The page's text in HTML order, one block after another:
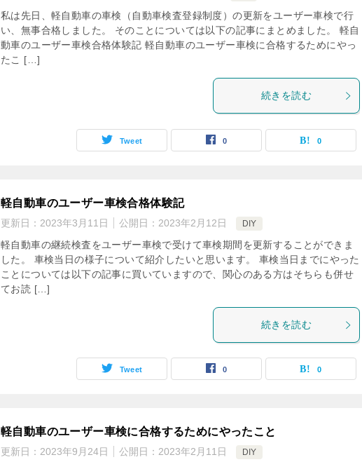
私は先日、軽自動車の車検（自動車検査登録制度）の更新をユーザー車検で行
い、無事合格しました。 そのことについては以下の記事にまとめました。 軽自
動車のユーザー車検合格体験記 軽自動車のユーザー車検に合格するためにやっ
たこ […]
続きを読む
Tweet 0 0
軽自動車のユーザー車検合格体験記
更新日： 2023年3月11日 公開日： 2023年2月12日 DIY
軽自動車の継続検査をユーザー車検で受けて車検期間を更新することができま
した。 車検当日の様子について紹介したいと思います。 車検当日までにやった
ことについては以下の記事に買いていますので、関心のある方はそちらも併せ
てお読 […]
続きを読む
Tweet 0 0
軽自動車のユーザー車検に合格するためにやったこと
更新日： 2023年9月24日 公開日： 2023年2月11日 DIY